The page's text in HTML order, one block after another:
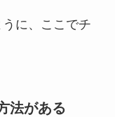
に、ここでチ
法がある